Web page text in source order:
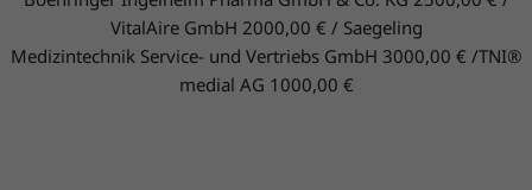
VitalAire GmbH 2000,00 € / Saegeling
Medizintechnik Service- und Vertriebs GmbH 3000,00 € /TNI®
medial AG 1000,00 €